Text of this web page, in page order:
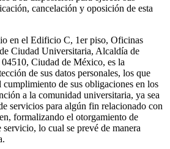
cancelación y oposición de esta
en el Edificio C, 1er piso, Oficinas
Ciudad Universitaria, Alcaldía de
Ciudad de México, es la
de sus datos personales, los que
de sus obligaciones en los
a la comunidad universitaria, ya sea
servicios para algún fin relacionado con
formalizando el otorgamiento de
lo cual se prevé de manera